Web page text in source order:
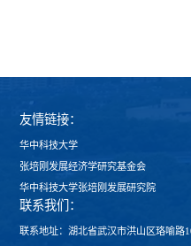
友情链接：
华中科技大学
张培刚发展经济学研究基金会
华中科技大学张培刚发展研究院
联系我们：
联系地址：湖北省武汉市洪山区珞喻路